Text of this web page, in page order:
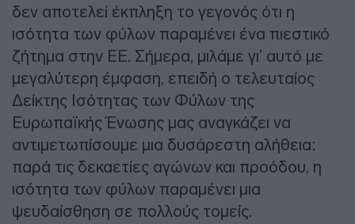
δεν αποτελεί έκπληξη το γεγονός ότι η
ισότητα των φύλων παραμένει ένα πιεστικό
ζήτημα στην ΕΕ. Σήμερα, μιλάμε γι’ αυτό με
μεγαλύτερη έμφαση, επειδή ο τελευταίος
Δείκτης Ισότητας των Φύλων της
Ευρωπαϊκής Ένωσης μας αναγκάζει να
αντιμετωπίσουμε μια δυσάρεστη αλήθεια:
παρά τις δεκαετίες αγώνων και προόδου, η
ισότητα των φύλων παραμένει μια
ψευδαίσθηση σε πολλούς τομείς.